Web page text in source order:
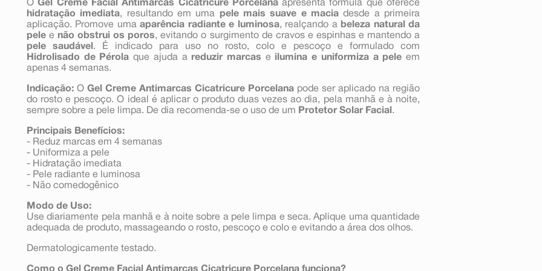
OGel Creme Facial Antimarcas Cicatricure Porcelanaapresenta fórmula que oferece
hidratação imediata, resultando em uma pele mais suave e macia desde a primeira
aplicação. Promove umaaparência radiante e luminosa, realçando a
beleza natural da
pele e não obstrui os poros, evitando o surgimento de cravos e espinhas e mantendo a
pele saudável . É indicado para uso no rosto, colo e pescoço e formulado com
Hidrolisado de Pérola que ajuda a reduzir marcas e ilumina e uniformiza a pele em
apenas 4 semanas.
Indicação: O Gel Creme Antimarcas Cicatricure Porcelana pode ser aplicado na região
do rosto e pescoço. O ideal é aplicar o produto duas vezes ao dia, pela manhã e à noite,
sempre sobre a pele limpa. De dia recomenda-se o uso de um Protetor Solar Facial .
Principais Benefícios:
- Reduz marcas em 4 semanas
- Uniformiza a pele
- Hidratação imediata
- Pele radiante e luminosa
- Não comedogênico
Modo de Uso:
Use diariamente pela manhã e à noite sobre a pele limpa e seca. Aplique uma quantidade
adequada de produto, massageando o rosto, pescoço e colo e evitando a área dos olhos.
Dermatologicamente testado.
Como o Gel Creme Facial Antimarcas Cicatricure Porcelana funciona?